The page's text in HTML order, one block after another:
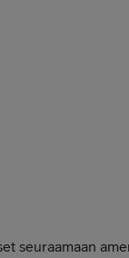
seuraamaan